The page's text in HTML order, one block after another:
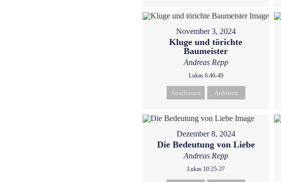
November 3, 2024
Kluge und törichte
Baumeister
Andreas Repp
Lukas 6:46-49
Anschauen Anhören
Dezember 8, 2024
Die Bedeutung von Liebe
Andreas Repp
Lukas 10:25-37